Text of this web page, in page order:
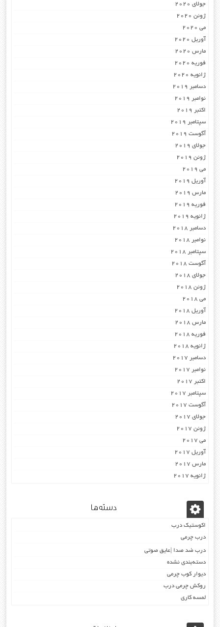
جولای 2020
ژوئن 2020
می 2020
آوریل 2020
مارس 2020
فوریه 2020
ژانویه 2020
دسامبر 2019
نوامبر 2019
اکتبر 2019
سپتامبر 2019
آگوست 2019
جولای 2019
ژوئن 2019
می 2019
آوریل 2019
مارس 2019
فوریه 2019
ژانویه 2019
دسامبر 2018
نوامبر 2018
سپتامبر 2018
آگوست 2018
جولای 2018
ژوئن 2018
می 2018
آوریل 2018
مارس 2018
فوریه 2018
ژانویه 2018
دسامبر 2017
نوامبر 2017
اکتبر 2017
سپتامبر 2017
آگوست 2017
جولای 2017
ژوئن 2017
می 2017
آوریل 2017
مارس 2017
ژانویه 2017
دسته‌ها
اکوستیک درب
درب چرمی
درب ضد صدا |عایق صوتی
دسته‌بندی نشده
دیوار کوب چرمی
روکش چرمی درب
لمسه کاری